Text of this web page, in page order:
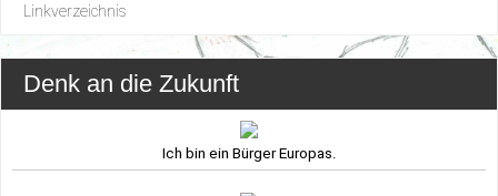
Linkverzeichnis
Denk an die Zukunft
Ich bin ein Bürger Europas.